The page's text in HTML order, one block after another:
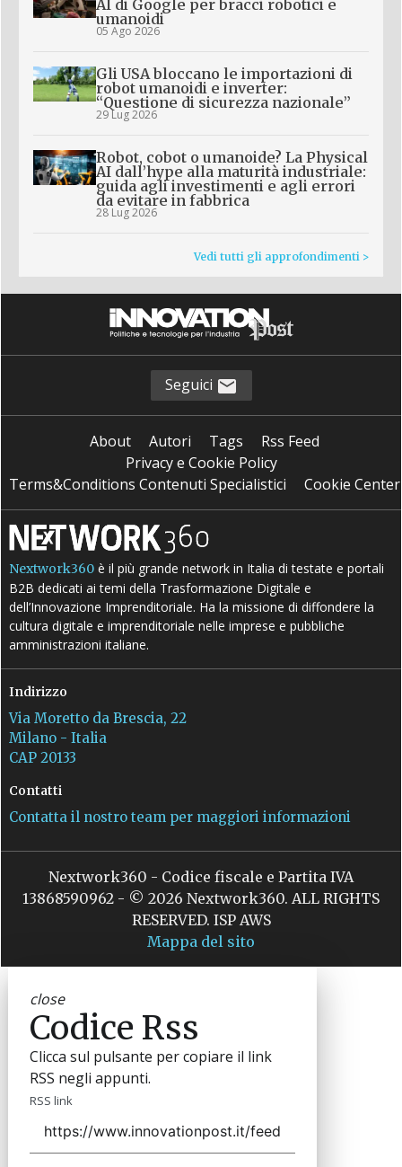
AI di Google per bracci robotici e
umanoidi
05 Ago 2026
Gli USA bloccano le importazioni di
robot umanoidi e inverter:
“Questione di sicurezza nazionale”
29 Lug 2026
Robot, cobot o umanoide? La Physical
AI dall’hype alla maturità industriale:
guida agli investimenti e agli errori
da evitare in fabbrica
28 Lug 2026
Vedi tutti gli approfondimenti >
Seguici
About Autori Tags
Rss Feed
Privacy e Cookie Policy
Terms&Conditions Contenuti Specialistici
Cookie Center
Nextwork360 è il più grande network in Italia di testate e portali
B2B dedicati ai temi della Trasformazione Digitale e
dell’Innovazione Imprenditoriale. Ha la missione di diffondere la
cultura digitale e imprenditoriale nelle imprese e pubbliche
amministrazioni italiane.
Indirizzo
Via Moretto da Brescia, 22
Milano - Italia
CAP 20133
Contatti
Contatta il nostro team per maggiori informazioni
Nextwork360 - Codice fiscale e Partita IVA
13868590962 - © 2026 Nextwork360. ALL RIGHTS
RESERVED. ISP AWS
Mappa del sito
close
Codice Rss
Clicca sul pulsante per copiare il link
RSS negli appunti.
RSS link